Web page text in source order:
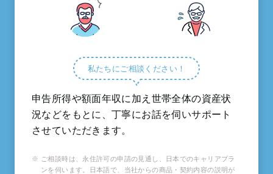
私たちにご相談ください！
申告所得や額面年収に加え世帯全体の資産状
況などをもとに、丁寧にお話を伺いサポート
させていただきます。
ご相談時は、永住許可の申請の見通し、日本でのキャリアプラ
ンを伺います。日本語で、当社からの商品・契約内容の説明が